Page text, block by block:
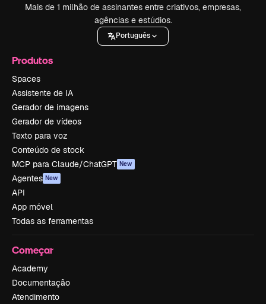
Mais de 1 milhão de assinantes entre criativos, empresas,
agências e estúdios.
Português
Produtos
Spaces
Assistente de IA
Gerador de imagens
Gerador de vídeos
Texto para voz
Conteúdo de stock
MCP para Claude/ChatGPT New
Agentes New
API
App móvel
Todas as ferramentas
Começar
Academy
Documentação
Atendimento